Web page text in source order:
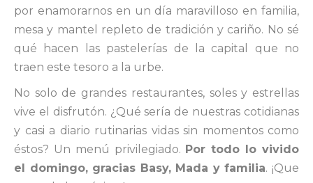
por enamorarnos en un día maravilloso en familia,
mesa y mantel repleto de tradición y cariño. No sé
qué hacen las pastelerías de la capital que no
traen este tesoro a la urbe.
No solo de grandes restaurantes, soles y estrellas
vive el disfrutón. ¿Qué sería de nuestras cotidianas
y casi a diario rutinarias vidas sin momentos como
éstos? Un menú privilegiado. Por todo lo vivido
el domingo, gracias Basy, Mada y familia. ¡Que